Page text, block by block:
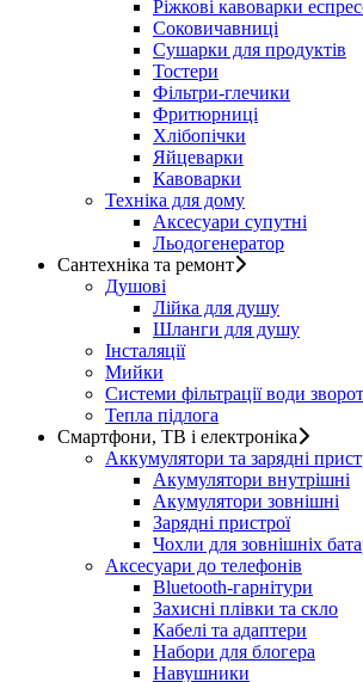
Ріжкові кавоварки
Соковичавниці
Сушарки для продуктів
Тостери
Фільтри-глечики
Фритюрниці
Хлібопічки
Яйцеварки
Кавоварки
Техніка для дому
Аксесуари супутні
Льодогенератор
Сантехніка та ремонт
Душові
Лійка для душу
Шланги для душу
Інсталяції
Мийки
Системи фільтрації води
Тепла підлога
Смартфони, ТВ і електроніка
Аккумулятори та зарядні
Акумулятори внутрішні
Акумулятори зовнішні
Зарядні пристрої
Чохли для зовнішніх
Аксесуари до телефонів
Bluetooth-гарнітури
Захисні плівки та скло
Кабелі та адаптери
Набори для блогера
Навушники